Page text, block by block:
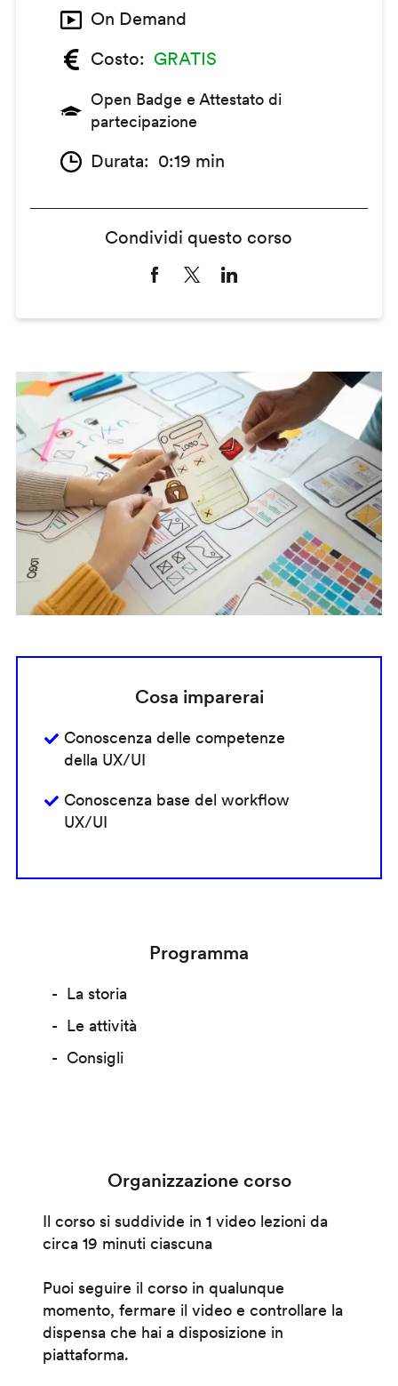
On Demand
Costo
GRATIS
Open Badge e Attestato di
partecipazione
Durata 0:19 min
Condividi questo corso
Cosa imparerai
Conoscenza delle competenze
della UX/UI
Conoscenza base del workflow
UX/UI
Programma
La storia
Le attività
Consigli
Organizzazione corso
Il corso si suddivide in 1 video lezioni da
circa 19 minuti ciascuna
Puoi seguire il corso in qualunque
momento, fermare il video e controllare la
dispensa che hai a disposizione in
piattaforma.